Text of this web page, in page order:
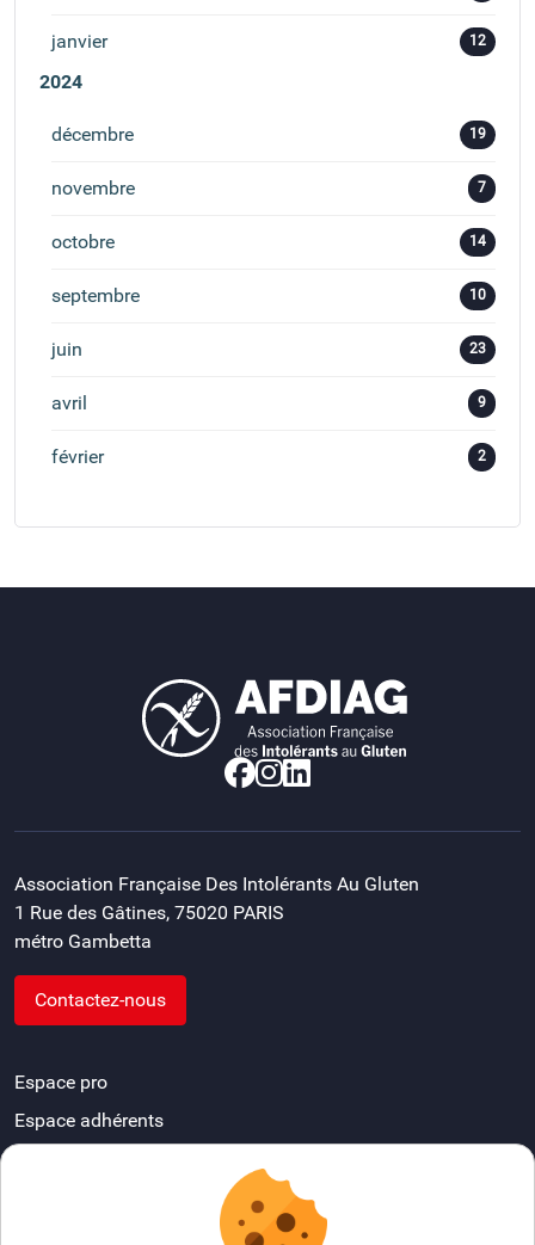
janvier 12
2024
décembre 19
novembre 7
octobre 14
septembre 10
juin 23
avril 9
février 2
Association Française Des Intolérants Au Gluten
1 Rue des Gâtines, 75020 PARIS
métro Gambetta
Contactez-nous
Espace pro
Espace adhérents
FAQ